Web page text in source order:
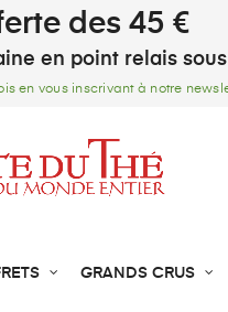
des 45 €
en point relais sous
en vous inscrivant à notre
GRANDS CRUS